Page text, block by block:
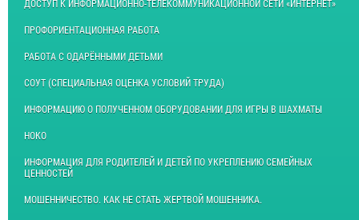
ДОСТУП К ИНФОРМАЦИОННО-ТЕЛЕКОММУНИКАЦИОННОЙ СЕТИ «ИНТЕРНЕТ»
ПРОФОРИЕНТАЦИОННАЯ РАБОТА
РАБОТА С ОДАРЁННЫМИ ДЕТЬМИ
СОУТ (СПЕЦИАЛЬНАЯ ОЦЕНКА УСЛОВИЙ ТРУДА)
ИНФОРМАЦИЮ О ПОЛУЧЕННОМ ОБОРУДОВАНИИ ДЛЯ ИГРЫ В ШАХМАТЫ
НОКО
ИНФОРМАЦИЯ ДЛЯ РОДИТЕЛЕЙ И ДЕТЕЙ ПО УКРЕПЛЕНИЮ СЕМЕЙНЫХ
ЦЕННОСТЕЙ
МОШЕННИЧЕСТВО. КАК НЕ СТАТЬ ЖЕРТВОЙ МОШЕННИКА.